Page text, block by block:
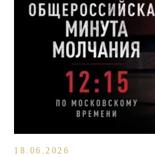
18.06.2026